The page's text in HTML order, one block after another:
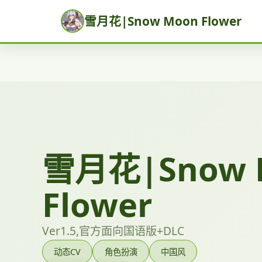
雪月花|Snow Moon Flower
雪月花|Snow
Flower
Ver1.5,官方面向国语版+DLC
动态CV 角色扮演 中国风